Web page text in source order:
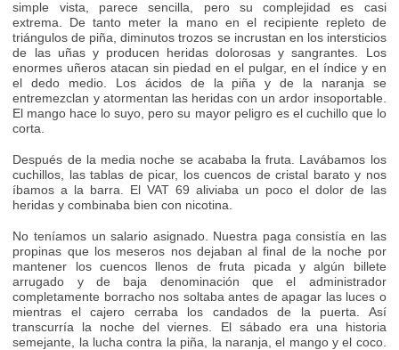
simple vista, parece sencilla, pero su complejidad es casi
extrema. De tanto meter la mano en el recipiente repleto de
triángulos de piña, diminutos trozos se incrustan en los intersticios
de las uñas y producen heridas dolorosas y sangrantes. Los
enormes uñeros atacan sin piedad en el pulgar, en el índice y en
el dedo medio. Los ácidos de la piña y de la naranja se
entremezclan y atormentan las heridas con un ardor insoportable.
El mango hace lo suyo, pero su mayor peligro es el cuchillo que lo
corta.
Después de la media noche se acababa la fruta. Lavábamos los
cuchillos, las tablas de picar, los cuencos de cristal barato y nos
íbamos a la barra. El VAT 69 aliviaba un poco el dolor de las
heridas y combinaba bien con nicotina.
No teníamos un salario asignado. Nuestra paga consistía en las
propinas que los meseros nos dejaban al final de la noche por
mantener los cuencos llenos de fruta picada y algún billete
arrugado y de baja denominación que el administrador
completamente borracho nos soltaba antes de apagar las luces o
mientras el cajero cerraba los candados de la puerta. Así
transcurría la noche del viernes. El sábado era una historia
semejante, la lucha contra la piña, la naranja, el mango y el coco.